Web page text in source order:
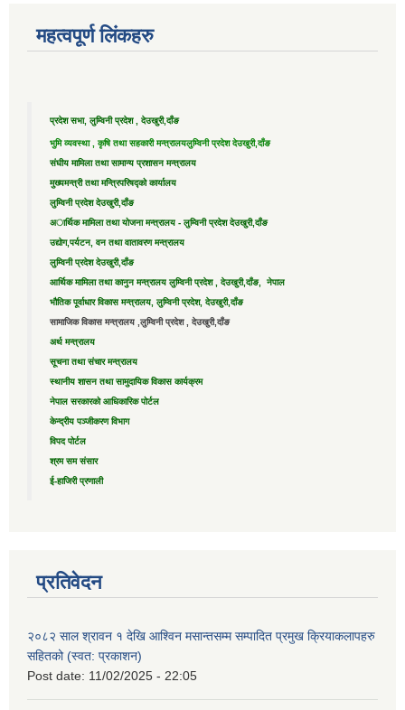
महत्वपूर्ण लिंकहरु
प्रदेश सभा, लुम्विनी प्रदेश , देउखुरी,दाँङ
भुमि व्यवस्था , कृषि तथा सहकारी मन्त्रालयलुम्विनी प्रदेश देउखुरी,दाँङ
संघीय मामिला तथा सामान्य प्रशासन मन्त्रालय
मुख्यमन्त्री तथा मन्त्रिपरिषद्को कार्यालय
लुम्विनी प्रदेश देउखुरी,दाँङ
अार्थिक मामिला तथा योजना मन्त्रालय - लुम्विनी प्रदेश देउखुरी,दाँङ
उद्याेग,पर्यटन, वन तथा वातावरण मन्त्रालय
लुम्विनी प्रदेश देउखुरी,दाँङ
आर्थिक मामिला तथा कानुन मन्त्रालय लुम्विनी प्रदेश , देउखुरी,दाँङ, नेपाल
भौतिक पूर्वाधार विकास मन्त्रालय, लुम्विनी प्रदेश, देउखुरी,दाँङ
सामाजिक विकास मन्त्रालय ,लुम्विनी प्रदेश , देउखुरी,दाँङ
अर्थ मन्त्रालय
सूचना तथा संचार मन्त्रालय
स्थानीय शासन तथा सामुदायिक विकास कार्यक्रम
नेपाल सरकारको आधिकारिक पोर्टल
केन्द्रीय पञ्जीकरण विभाग
विपद पोर्टल
श्रम सम संसार
ई-हाजिरी प्रणाली
प्रतिवेदन
२०८२ साल श्रावन १ देखि आश्विन मसान्तसम्म सम्पादित प्रमुख क्रियाकलापहरु
सहितको (स्वत: प्रकाशन)
Post date: 11/02/2025 - 22:05